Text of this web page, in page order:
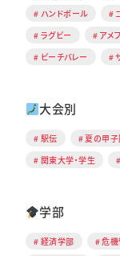
ハンドボール
ラグビー
アメ
ビーチバレー
大会別
駅伝 夏の甲子
関東大学・学生
学部
経済学部 危